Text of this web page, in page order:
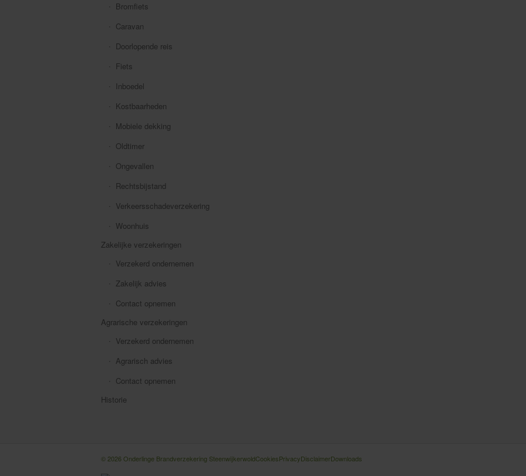
Bromfiets
Caravan
Doorlopende reis
Fiets
Inboedel
Kostbaarheden
Mobiele dekking
Oldtimer
Ongevallen
Rechtsbijstand
Verkeersschadeverzekering
Woonhuis
Zakelijke verzekeringen
Verzekerd ondernemen
Zakelijk advies
Contact opnemen
Agrarische verzekeringen
Verzekerd ondernemen
Agrarisch advies
Contact opnemen
Historie
© 2026 Onderlinge Brandverzekering SteenwijkerwoldCookiesPrivacyDisclaimerDownloads